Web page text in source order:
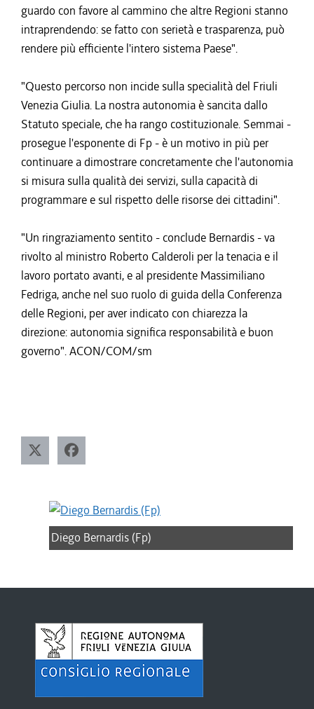
guardo con favore al cammino che altre Regioni stanno
intraprendendo: se fatto con serietà e trasparenza, può
rendere più efficiente l'intero sistema Paese".
"Questo percorso non incide sulla specialità del Friuli
Venezia Giulia. La nostra autonomia è sancita dallo
Statuto speciale, che ha rango costituzionale. Semmai -
prosegue l'esponente di Fp - è un motivo in più per
continuare a dimostrare concretamente che l'autonomia
si misura sulla qualità dei servizi, sulla capacità di
programmare e sul rispetto delle risorse dei cittadini".
"Un ringraziamento sentito - conclude Bernardis - va
rivolto al ministro Roberto Calderoli per la tenacia e il
lavoro portato avanti, e al presidente Massimiliano
Fedriga, anche nel suo ruolo di guida della Conferenza
delle Regioni, per aver indicato con chiarezza la
direzione: autonomia significa responsabilità e buon
governo". ACON/COM/sm
Diego Bernardis (Fp)